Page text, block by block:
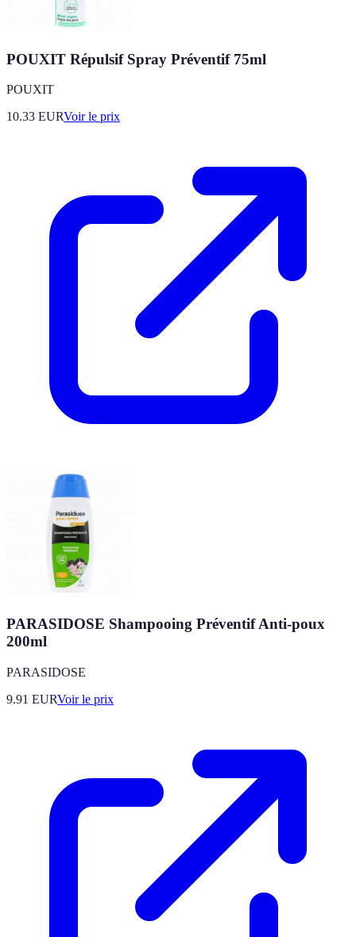
POUXIT Répulsif Spray Préventif 75ml
POUXIT
10.33 EURVoir le prix
PARASIDOSE Shampooing Préventif Anti-poux
200ml
PARASIDOSE
9.91 EURVoir le prix